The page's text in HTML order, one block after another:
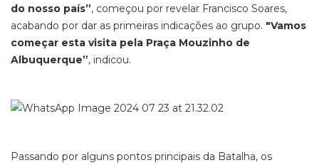
do nosso país”, começou por revelar Francisco Soares,
acabando por dar as primeiras indicações ao grupo. "Vamos
começar esta visita pela Praça Mouzinho de
Albuquerque”, indicou.
Passando por alguns pontos principais da Batalha, os